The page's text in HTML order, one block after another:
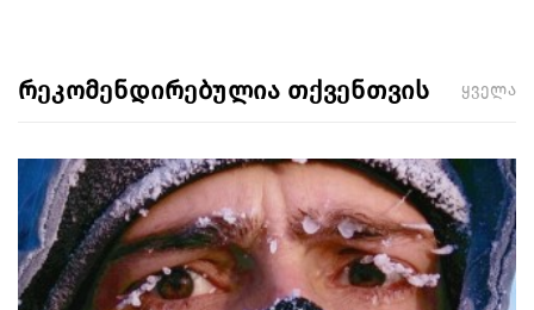
რეკომენდირებულია თქვენთვის ყველა